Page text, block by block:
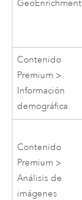
GeoEnrichment
Contenido
Premium >
Información
demográfica
Contenido
Premium >
Análisis de
imágenes